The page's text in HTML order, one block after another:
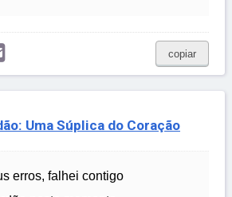
copiar
Uma Súplica do Coração
erros, falhei contigo